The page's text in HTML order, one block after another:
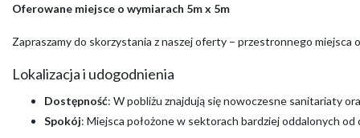
Oferowane miejsce o wymiarach 5m x 5m
Zapraszamy do skorzystania z naszej oferty – przestronnego miejsca
Lokalizacja i udogodnienia
Dostępność: W pobliżu znajdują się nowoczesne sanitariaty
Spokój: Miejsca położone w sektorach bardziej oddalonych